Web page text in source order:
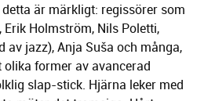
är märkligt: regissörer som
Holmström, Nils Poletti,
av jazz), Anja Suša och många,
former av avancerad
slap-stick. Hjärna leker med